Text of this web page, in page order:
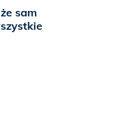
sam